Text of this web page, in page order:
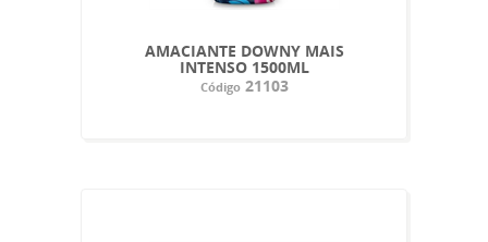
AMACIANTE DOWNY MAIS
INTENSO 1500ML
Código21103